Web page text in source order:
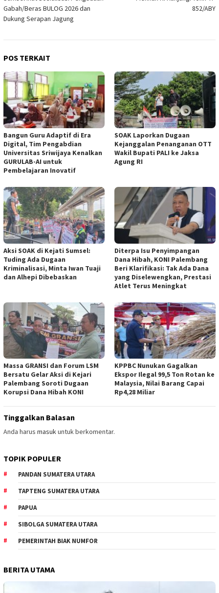
Gabah/Beras BULOG 2026 dan
Dukung Serapan Jagung
852/ABY
POS TERKAIT
Bangun Guru Adaptif di Era
Digital, Tim Pengabdian
Universitas Sriwijaya Kenalkan
GURULAB-AI untuk
Pembelajaran Inovatif
SOAK Laporkan Dugaan
Kejanggalan Penanganan OTT
Wakil Bupati PALI ke Jaksa
Agung RI
Aksi SOAK di Kejati Sumsel:
Tuding Ada Dugaan
Kriminalisasi, Minta Iwan Tuaji
dan Alhepi Dibebaskan
Diterpa Isu Penyimpangan
Dana Hibah, KONI Palembang
Beri Klarifikasi: Tak Ada Dana
yang Diselewengkan, Prestasi
Atlet Terus Meningkat
Massa GRANSI dan Forum LSM
Bersatu Gelar Aksi di Kejari
Palembang Soroti Dugaan
Korupsi Dana Hibah KONI
KPPBC Nunukan Gagalkan
Ekspor Ilegal 99,5 Ton Rotan ke
Malaysia, Nilai Barang Capai
Rp4,28 Miliar
Tinggalkan Balasan
Anda harus masukuntuk berkomentar.
TOPIK POPULER
PANDAN SUMATERA UTARA
TAPTENG SUMATERA UTARA
PAPUA
SIBOLGA SUMATERA UTARA
PEMERINTAH BIAK NUMFOR
BERITA UTAMA